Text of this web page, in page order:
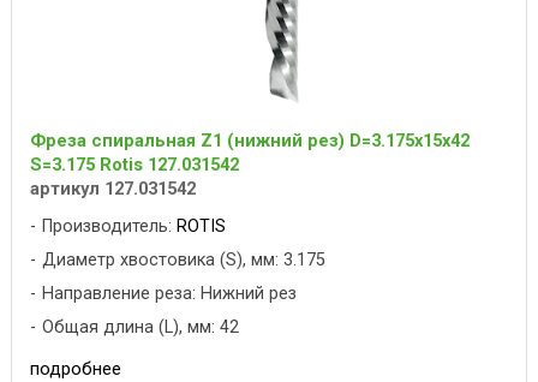
Фреза спиральная Z1 (нижний рез) D=3.175x15x42
S=3.175 Rotis 127.031542
артикул 127.031542
Производитель: ROTIS
Диаметр хвостовика (S), мм: 3.175
Направление реза: Нижний рез
Общая длина (L), мм: 42
подробнее